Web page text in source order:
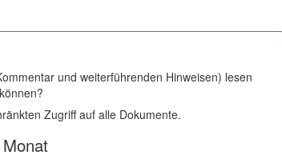
und weiterführenden Hinweisen) lesen
Zugriff auf alle Dokumente.